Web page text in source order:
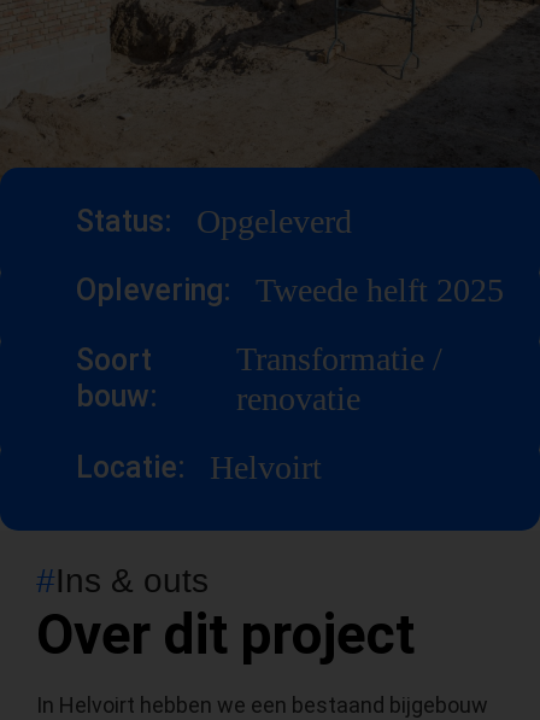
Status: Opgeleverd
Oplevering: Tweede helft 2025
Soort
bouw:
Transformatie /
renovatie
Locatie: Helvoirt
#Ins & outs
Over dit project
In Helvoirt hebben we een bestaand bijgebouw